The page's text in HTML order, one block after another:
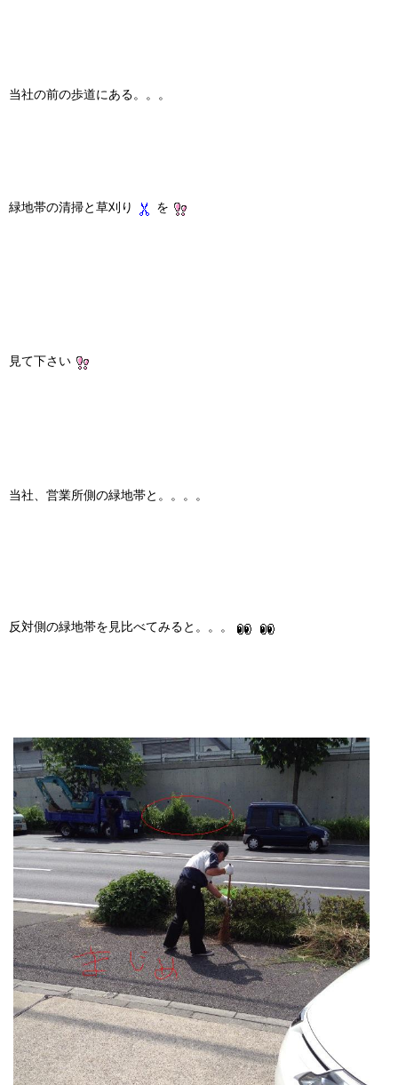
当社の前の歩道にある。。。
緑地帯の清掃と草刈り を
見て下さい
当社、営業所側の緑地帯と。。。。
反対側の緑地帯を見比べてみると。。。